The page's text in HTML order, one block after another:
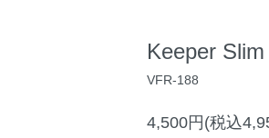
Keeper
VFR-188
4,500円(税込